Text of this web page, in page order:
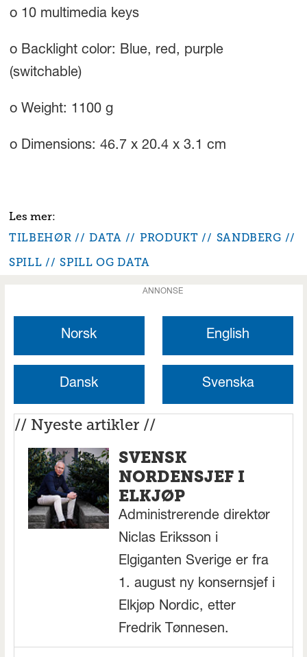
o 10 multimedia keys
o Backlight color: Blue, red, purple
(switchable)
o Weight: 1100 g
o Dimensions: 46.7 x 20.4 x 3.1 cm
TILBEHØR DATA PRODUKT
SANDBERG
SPILL
SPILL OG DATA
ANNONSE
Norsk English
Dansk Svenska
// Nyeste artikler //
SVENSK
NORDENSJEF I
ELKJØP
Administrerende direktør
Niclas Eriksson i
Elgiganten Sverige er fra
1. august ny konsernsjef i
Elkjøp Nordic, etter
Fredrik Tønnesen.